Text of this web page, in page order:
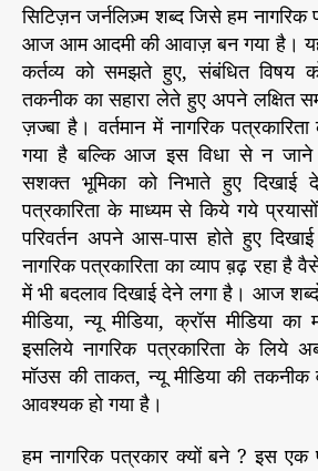
सिटिज़न जर्नलिज़्म शब्द जिसे हम नागरिक
आज आम आदमी की आवाज़ बन गया है।
कर्तव्य को समझते हुए, संबंधित विषय
तकनीक का सहारा लेते हुए अपने लक्षित
ज़ज्बा है। वर्तमान में नागरिक
गया है बल्कि आज इस विधा से न जाने
सशक्त भूमिका को निभाते हुए
पत्रकारिता के माध्यम से किये गये
परिवर्तन अपने आस-पास होते हुए
नागरिक पत्रकारिता का व्याप ब़ढ़ रहा है
में भी बदलाव दिखाई देने लगा है। आज
मीडिया, न्यू मीडिया, क्रॉस मीडिया
इसलिये नागरिक पत्रकारिता के
मॉउस की ताकत, न्यू मीडिया की
आवश्यक हो गया है।
हम नागरिक पत्रकार क्यों बने ? इस